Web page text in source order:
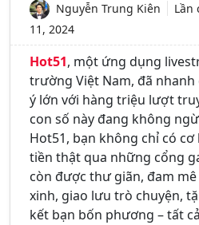
Nguyễn Trung Kiên Lần
11, 2024
Hot51, một ứng dụng
trường Việt Nam, đã
ý lớn với hàng triệu lượt
con số này đang không
Hot51, bạn không chỉ có
tiền thật qua những cổng
còn được thư giãn, đam
xinh, giao lưu trò chuyện,
kết bạn bốn phương – tất